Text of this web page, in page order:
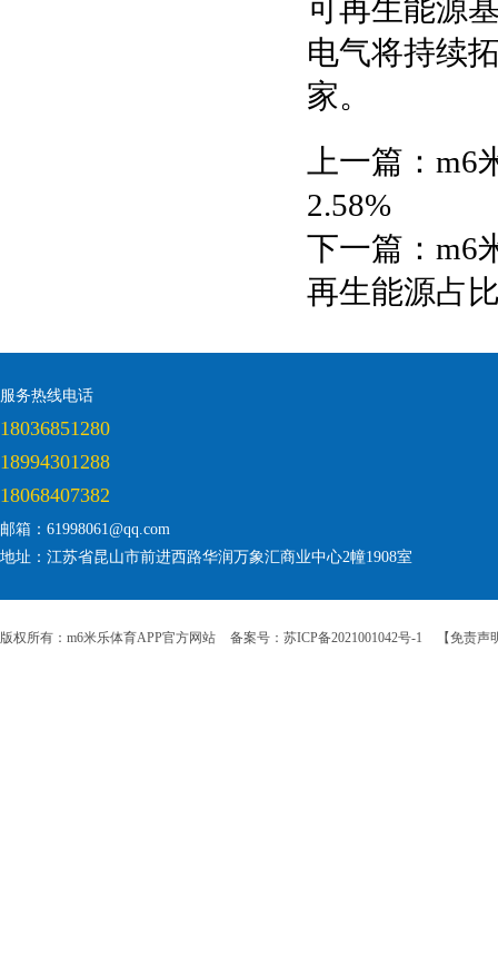
可再生能源
电气将持续
家。
上一篇： m6
2.58%
下一篇： m6
再生能源占
服务热线电话
18036851280
18994301288
18068407382
邮箱：61998061@qq.com
地址：江苏省昆山市前进西路华润万象汇商业中心2幢1908室
版权所有：m6米乐体育APP官方网站 备案号：苏ICP备2021001042号-1 【免责声